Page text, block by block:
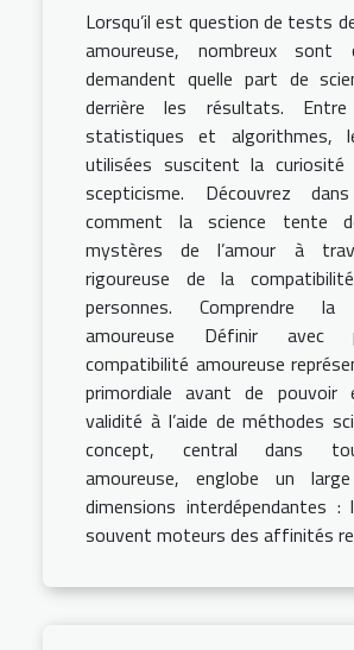
Lorsqu’il est question de tests
amoureuse, nombreux
demandent quelle part de
derrière les résultats. Entre
statistiques et algorithmes,
utilisées suscitent la
scepticisme. Découvrez
comment la science tente
mystères de l’amour à
rigoureuse de la
personnes. Comprendre la
amoureuse Définir avec
compatibilité amoureuse
primordiale avant de pouvoir
validité à l’aide de méthodes
concept, central dans
amoureuse, englobe un
dimensions interdépendantes :
souvent moteurs des affinités